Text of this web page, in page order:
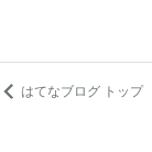
はてなブログ トップ